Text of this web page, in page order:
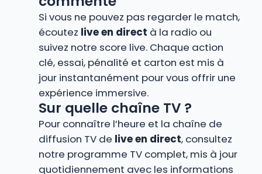
Si vous ne pouvez pas regarder le match,
écoutez live en direct à la radio ou
suivez notre score live. Chaque action
clé, essai, pénalité et carton est mis à
jour instantanément pour vous offrir une
expérience immersive.
Sur quelle chaîne TV ?
Pour connaître l’heure et la chaîne de
diffusion TV de live en direct, consultez
notre programme TV complet, mis à jour
quotidiennement avec les informations